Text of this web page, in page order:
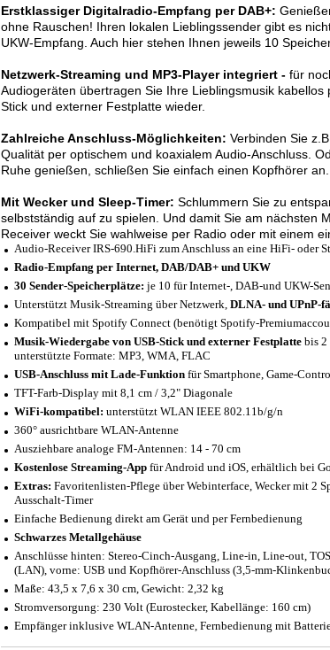
Erstklassiger Digitalradio-Empfang per DAB+:
ohne Rauschen! Ihren lokalen Lieblingssender gibt es
UKW-Empfang. Auch hier stehen Ihnen jeweils 10
Netzwerk-Streaming und MP3-Player integriert - für
Audiogeräten übertragen Sie Ihre Lieblingsmusik
Stick und externer Festplatte wieder.
Zahlreiche Anschluss-Möglichkeiten: Verbinden Sie
Qualität per optischem und koaxialem Audio-Anschluss.
Ruhe genießen, schließen Sie einfach einen Kopfhörer an.
Mit Wecker und Sleep-Timer: Schlummern Sie zu
selbstständig auf zu spielen. Und damit Sie am nächsten
Receiver weckt Sie wahlweise per Radio oder mit einem
Audio-Receiver IRS-690.HiFi zum Anschluss an eine HiFi- oder
Radio-Empfang per Internet, DAB/DAB+ und UKW
30 Sender-Speicherplätze: je 10 für Internet-, DAB-und UKW-
Unterstützt Musik-Streaming über Netzwerk, DLNA- und UPnP-
Kompatibel mit Spotify Connect (benötigt Spotify-
Musik-Wiedergabe von USB-Stick und externer Festplatte bis 2
unterstützte Formate: MP3, WMA, FLAC
USB-Anschluss mit Lade-Funktion für Smartphone, Game-
TFT-Farb-Display mit 8,1 cm / 3,2" Diagonale
WiFi-kompatibel: unterstützt WLAN IEEE 802.11b/g/n
360° ausrichtbare WLAN-Antenne
Ausziehbare analoge FM-Antennen: 14 - 70 cm
Kostenlose Streaming-App für Android und iOS, erhältlich bei
Extras: Favoritenlisten-Pflege über Webinterface, Wecker mit 2
Ausschalt-Timer
Einfache Bedienung direkt am Gerät und per Fernbedienung
Schwarzes Metallgehäuse
Anschlüsse hinten: Stereo-Cinch-Ausgang, Line-in, Line-out,
(LAN), vorne: USB und Kopfhörer-Anschluss (3,5-mm-
Maße: 43,5 x 7,6 x 30 cm, Gewicht: 2,32 kg
Stromversorgung: 230 Volt (Eurostecker, Kabellänge: 160 cm)
Empfänger inklusive WLAN-Antenne, Fernbedienung mit